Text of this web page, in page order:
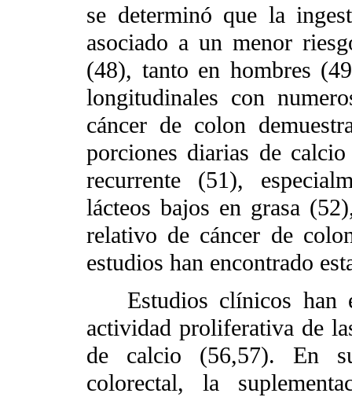
se determinó que la
asociado a un menor
(48), tanto en hombres
longitudinales con
cáncer de colon
porciones diarias de
recurrente (51),
lácteos bajos en grasa
relativo de cáncer de
estudios han encontrado
Estudios clínicos han
actividad proliferativa de
de calcio (56,57). En
colorectal, la